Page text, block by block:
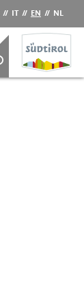
// IT // EN // NL